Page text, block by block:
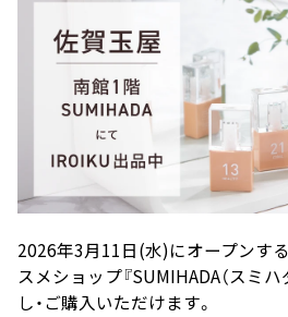
2026年3月11日(水)にオープンす
スメショップ『SUMIHADA（スミハ
し・ご購入いただけます。